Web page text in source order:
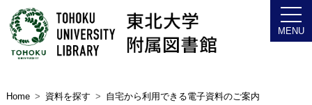
Home 資料を探す 自宅から利用できる電子資料のご案内